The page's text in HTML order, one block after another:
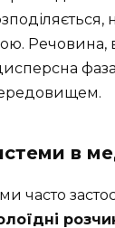
Речовина,
в
часто